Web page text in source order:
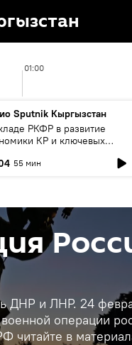
01:00
Sputnik Кыргызстан
РКФР в развитие
КР и ключевых
55 мин
ДНР и ЛНР. 24
операции
читайте в